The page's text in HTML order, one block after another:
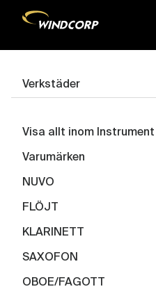
Verkstäder
Visa allt inom Instrument
Varumärken
NUVO
FLÖJT
KLARINETT
SAXOFON
OBOE/FAGOTT